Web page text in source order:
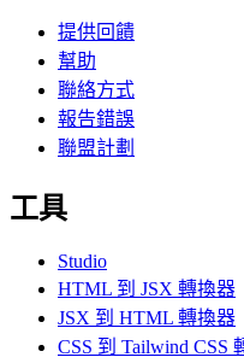
提供回饋
幫助
聯絡方式
報告錯誤
聯盟計劃
工具
Studio
HTML 到 JSX 轉換器
JSX 到 HTML 轉換器
CSS 到 Tailwind CSS